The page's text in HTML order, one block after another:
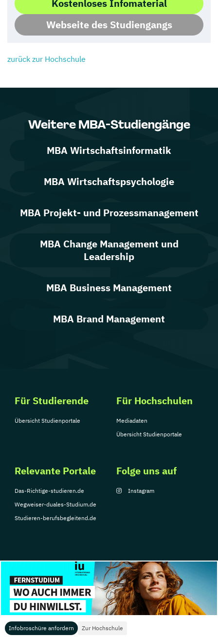
Infobroschüre anfordern Zur Hochschule
Kostenloses Infomaterial
Webseite des Studiengangs
zurück zur Hochschule
Weitere MBA-Studiengänge
MBA Wirtschaftsinformatik
MBA Wirtschaftspsychologie
MBA Projekt- und Prozessmanagement
MBA Change Management und
Leadership
MBA Business Management
MBA Brand Management
Für Studierende
Übersicht Studienportale
Für Hochschulen
Mediadaten
Übersicht Studienportale
Relevante Portale
Das-Richtige-studieren.de
Wegweiser-duales-Studium.de
Studieren-berufsbegleitend.de
Folge uns auf
Instagram
© Copyright 2026, TarGroup Media GmbH
Impressum
Über
uns
Datenschutzerklärung Nutzungsbedingungen